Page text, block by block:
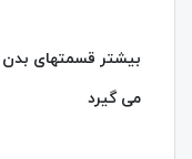
بیشتر قسمتهای
می گیرد